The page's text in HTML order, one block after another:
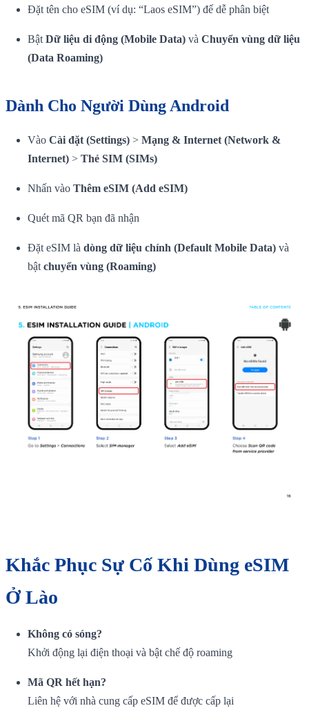
Đặt tên cho eSIM (ví dụ: “Laos eSIM”) để dễ phân biệt
Bật Dữ liệu di động (Mobile Data) và Chuyển vùng dữ liệu
(Data Roaming)
Dành Cho Người Dùng Android
Vào Cài đặt (Settings) > Mạng & Internet (Network &
Internet) > Thẻ SIM (SIMs)
Nhấn vào Thêm eSIM (Add eSIM)
Quét mã QR bạn đã nhận
Đặt eSIM là dòng dữ liệu chính (Default Mobile Data) và
bật chuyển vùng (Roaming)
Khắc Phục Sự Cố Khi Dùng eSIM
Ở Lào
Không có sóng?
Khởi động lại điện thoại và bật chế độ roaming
Mã QR hết hạn?
Liên hệ với nhà cung cấp eSIM để được cấp lại